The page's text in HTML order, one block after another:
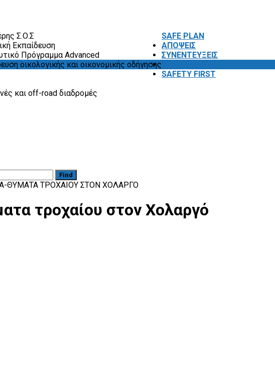
SAFE PLAN
Σ.Ο.Σ
Εκπαίδευση
Πρόγραμμα Advanced
οικολογικής και οικονομικής οδήγησης
και off-road διαδρομές
ΑΠΟΨΕΙΣ
ΣΥΝΕΝΤΕΥΞΕΙΣ
SAFETY FIRST
Find
ΘΎΜΑΤΑ ΤΡΟΧΑΊΟΥ ΣΤΟΝ ΧΟΛΑΡΓΌ
τροχαίου στον Χολαργό